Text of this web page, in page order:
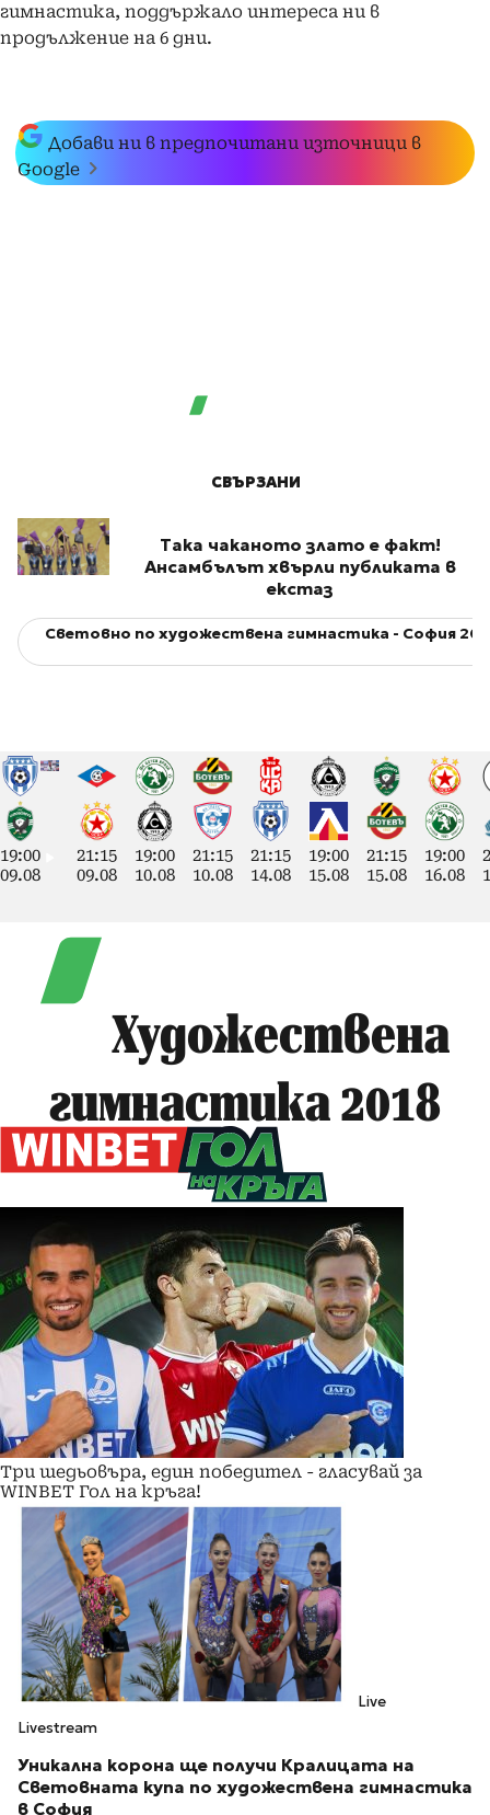
гимнастика, поддържало интереса ни в
продължение на 6 дни.
Добави ни в предпочитани източници в
Google
СВЪРЗАНИ
Така чаканото злато е факт!
Ансамбълът хвърли публиката в
екстаз
Световно по художествена гимнастика - София
19:00
09.08
21:15
09.08
19:00
10.08
21:15
10.08
21:15
14.08
19:00
15.08
21:15
15.08
19:00
16.08
Художествена
гимнастика 2018
Три шедьовъра, един победител - гласувай за
WINBET Гол на кръга!
Live
Livestream
Уникална корона ще получи Кралицата на
Световната купа по художествена гимнастика
в София